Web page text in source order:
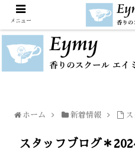
ホーム 新着情報
スタッフブログ＊
メニュー